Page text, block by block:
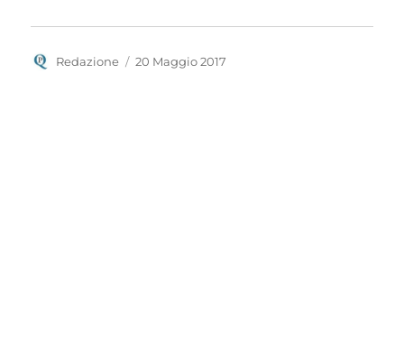
Autore
Redazione
Pubblicato
20 Maggio 2017